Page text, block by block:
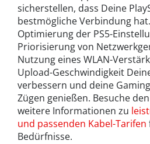
sicherstellen, dass Deine
bestmögliche Verbindung
Optimierung der PS5-
Priorisierung von
Nutzung eines WLAN-
Upload-Geschwindigkeit
verbessern und deine
Zügen genießen. Besuche
weitere Informationen zu
und passenden Kabel-Tarifen
Bedürfnisse.